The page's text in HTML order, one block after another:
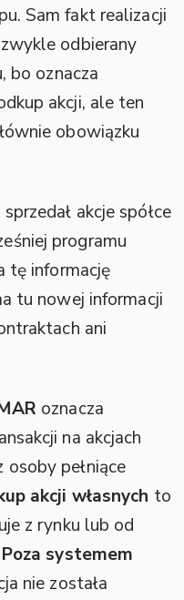
Sam fakt realizacji
odbierany
bo oznacza
akcji, ale ten
obowiązku
akcje spółce
programu
tę informację
tu nowej informacji
ani
oznacza
na akcjach
pełniące
akcji własnych to
z rynku lub od
Poza systemem
nie została